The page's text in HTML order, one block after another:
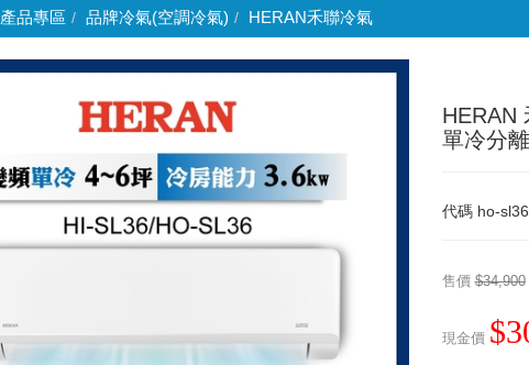
產品專區 品牌冷氣(空調冷氣) HERAN禾聯冷氣
HERAN
單冷分
代碼 ho-sl36
售價 $34,900
現金價